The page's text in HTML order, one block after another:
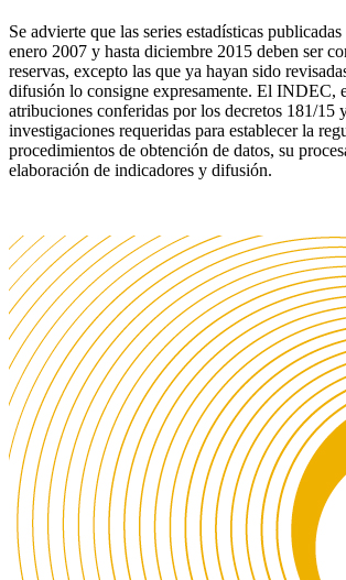
Se advierte que las series estadísticas
enero 2007 y hasta diciembre 2015 deben ser
reservas, excepto las que ya hayan sido
difusión lo consigne expresamente. El INDEC,
atribuciones conferidas por los decretos 181/15
investigaciones requeridas para establecer la
procedimientos de obtención de datos, su
elaboración de indicadores y difusión.